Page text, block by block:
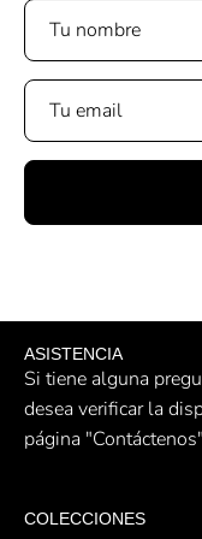
Diseño técnico
ASISTENCIA
Si tiene alguna
desea verificar la
página
COLECCIONES